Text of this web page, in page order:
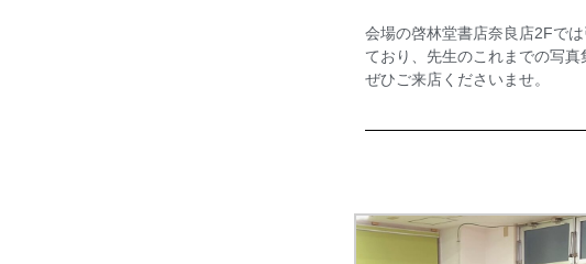
会場の啓林堂書店奈良店2Fで
ており、先生のこれまでの写真
ぜひご来店くださいませ。